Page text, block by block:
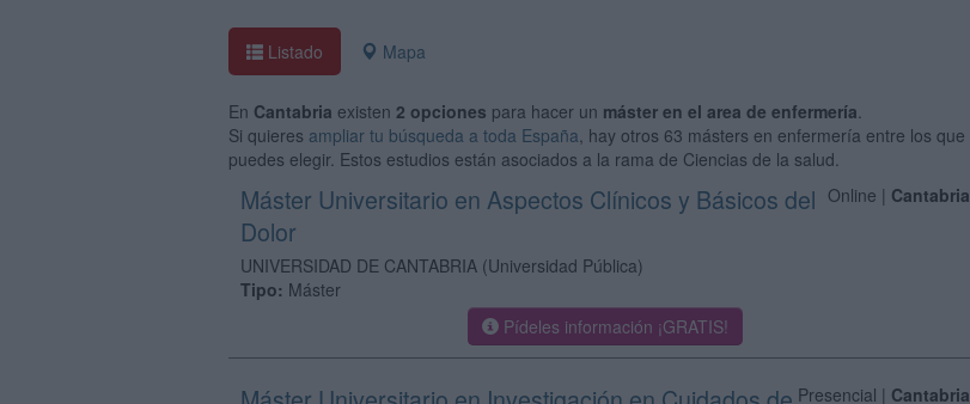
Listado Mapa
En Cantabria existen 2 opciones para hacer un máster en el area de enfermería.
Si quieres ampliar tu búsqueda a toda España, hay otros 63 másters en enfermería entre los que
puedes elegir. Estos estudios están asociados a la rama de Ciencias de la salud.
Online | Cantabria
Máster Universitario en Aspectos Clínicos y Básicos del
Dolor
UNIVERSIDAD DE CANTABRIA (Universidad Pública)
Tipo: Máster
Pídeles información ¡GRATIS!
Presencial | Cantabria